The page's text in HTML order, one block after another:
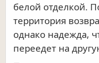
белой отделкой.
территория
однако надежда,
переедет на